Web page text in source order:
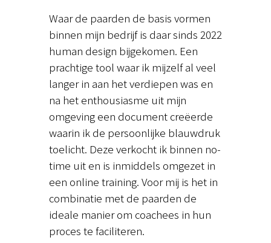
Waar de paarden de basis vormen
binnen mijn bedrijf is daar sinds 2022
human design bijgekomen. Een
prachtige tool waar ik mijzelf al veel
langer in aan het verdiepen was en
na het enthousiasme uit mijn
omgeving een document creëerde
waarin ik de persoonlijke blauwdruk
toelicht. Deze verkocht ik binnen no-
time uit en is inmiddels omgezet in
een online training. Voor mij is het in
combinatie met de paarden de
ideale manier om coachees in hun
proces te faciliteren.